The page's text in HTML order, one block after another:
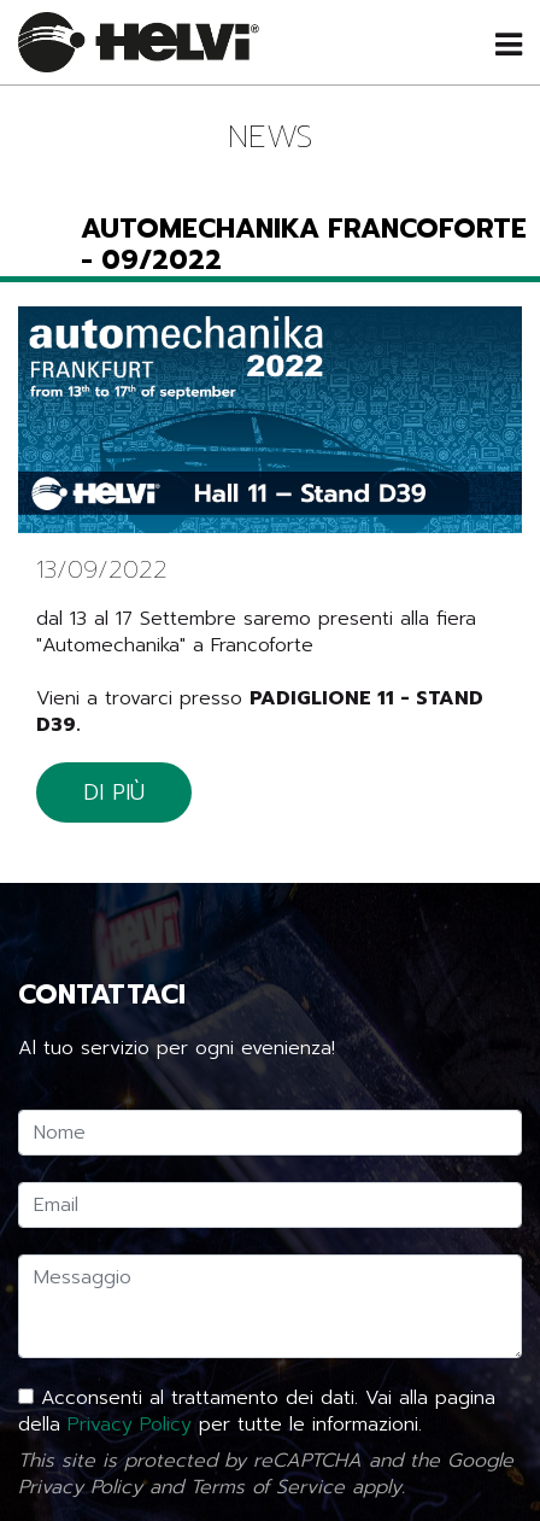
NEWS
AUTOMECHANIKA FRANCOFORTE
- 09/2022
13/09/2022
dal 13 al 17 Settembre saremo presenti alla fiera
"Automechanika" a Francoforte
Vieni a trovarci presso PADIGLIONE 11 - STAND
D39.
DI PIÙ
CONTATTACI
Al tuo servizio per ogni evenienza!
Acconsenti al trattamento dei dati. Vai alla pagina
della Privacy Policyper tutte le informazioni.
This site is protected by reCAPTCHA and the Google
Privacy Policyand Terms of Service apply.